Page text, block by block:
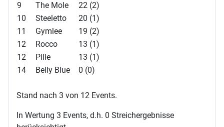
9
The Mole
22 (2)
10
Steeletto
20 (1)
11
Gymlee
19 (2)
12
Rocco
13 (1)
12
Pille
13 (1)
14
Belly Blue 0 (0)
Stand nach 3 von 12 Events.
In Wertung 3 Events, d.h. 0 Streichergebnisse